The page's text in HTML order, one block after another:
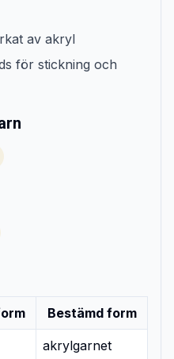
av akryl
för stickning och
Bestämd form
akrylgarnet